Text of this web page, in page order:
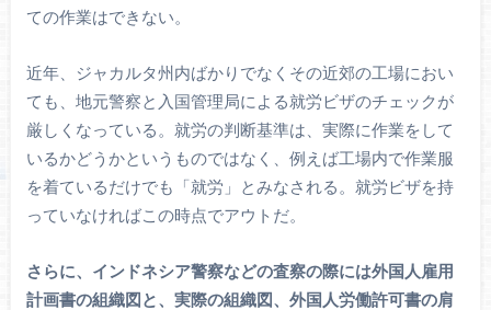
ての作業はできない。
近年、ジャカルタ州内ばかりでなくその近郊の工場におい
ても、地元警察と入国管理局による就労ビザのチェックが
厳しくなっている。就労の判断基準は、実際に作業をして
いるかどうかというものではなく、例えば工場内で作業服
を着ているだけでも「就労」とみなされる。就労ビザを持
っていなければこの時点でアウトだ。
さらに、インドネシア警察などの査察の際には外国人雇用
計画書の組織図と、実際の組織図、外国人労働許可書の肩